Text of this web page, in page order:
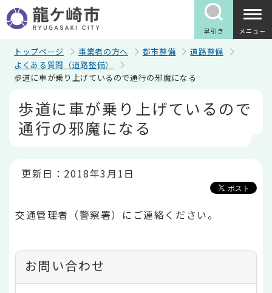
の
ペ
早引き メニュー
トップページ 事業者の方へ 都市整備
道路整備
よくある質問（道路整備）
歩道に車が乗り上げているので通行の邪魔になる
歩道に車が乗り上げているので
通行の邪魔になる
更新日：2018年3月1日
交通管理者（警察署）にご連絡ください。
お問い合わせ